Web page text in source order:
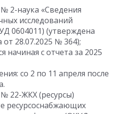
2-наука «Сведения
исследований
0604011) (утверждена
от 28.07.2025 № 364);
начиная с отчета за 2025
со 2 по 11 апреля после
22-ЖКХ (ресурсы)
ресурсоснабжающих